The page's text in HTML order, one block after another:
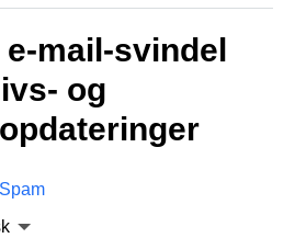
mail-svindel
og
Spam